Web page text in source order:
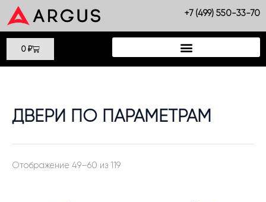
Перейти
содержимому
+7 (499) 550-33-70
0 ₽Cart
ДВЕРИ ПО ПАРАМЕТРАМ
Отображение 49–60 из 119